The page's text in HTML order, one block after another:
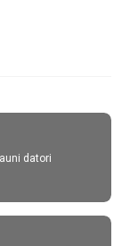
datori